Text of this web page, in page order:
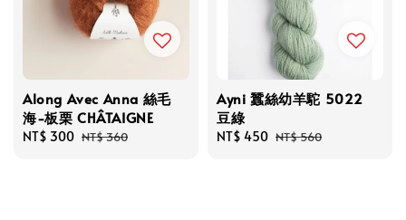
Along Avec Anna 絲毛
海-板栗 CHÂTAIGNE
Sale
NT$ 300 Regular
NT$ 360
Ayni 蠶絲幼羊駝 5022
豆綠
Sale
NT$ 450 Regular
NT$ 560